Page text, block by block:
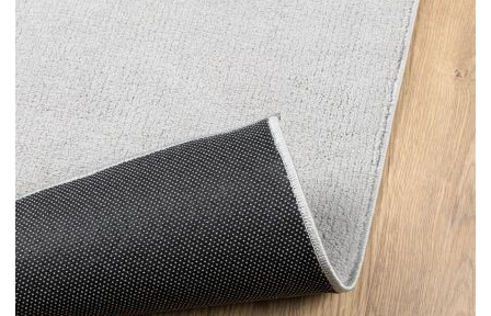
Предоставената таблица е с информационна цел.
Добавете продукта в количката си с бутона "Добави в
количката" и при поръчка ще можете да изберете броя
вноски на кредита.
Предоставената таблица е с информационна цел.
Добавете продукта в количката си с бутона "Добави в
количката" и при поръчка ще можете да изберете броя
вноски на кредита.
Предоставената таблица е с информационна цел.
Добавете продукта в количката си с бутона "Добави в
количката" и при поръчка ще можете да изберете броя
вноски на кредита.